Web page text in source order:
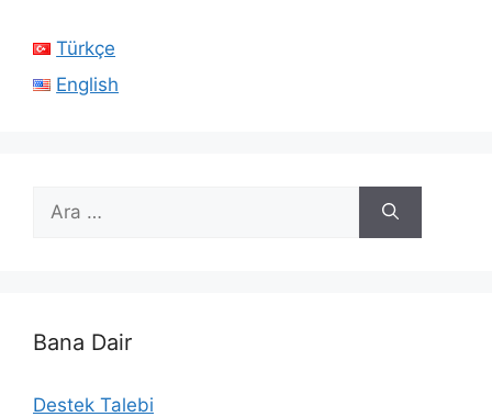
Türkçe
English
için
Bana Dair
Destek Talebi